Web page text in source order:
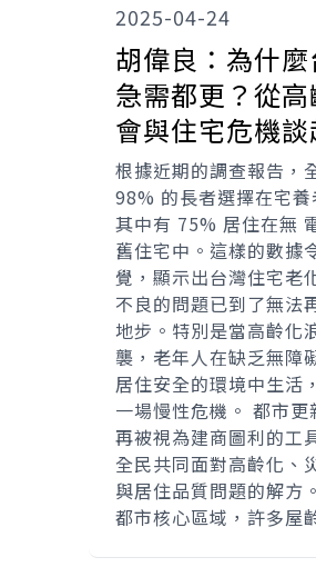
2025-04-24
胡偉良：為什麼
急需都更？從高
會與住宅危機談
根據近期的調查報告，
98% 的長者選擇在宅養
其中有 75% 居住在無
舊住宅中。這樣的數據
覺，顯示出台灣住宅老
不良的問題已到了無法
地步。特別是當高齡化
襲，老年人在缺乏無障
居住安全的環境中生活
一場慢性危機。 都市更
再被視為建商圖利的工
全民共同面對高齡化、
與居住品質問題的解方
都市核心區域，許多屋